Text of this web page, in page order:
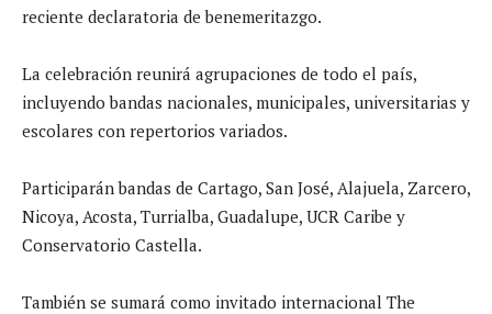
reciente declaratoria de benemeritazgo.
La celebración reunirá agrupaciones de todo el país,
incluyendo bandas nacionales, municipales, universitarias y
escolares con repertorios variados.
Participarán bandas de Cartago, San José, Alajuela, Zarcero,
Nicoya, Acosta, Turrialba, Guadalupe, UCR Caribe y
Conservatorio Castella.
También se sumará como invitado internacional The